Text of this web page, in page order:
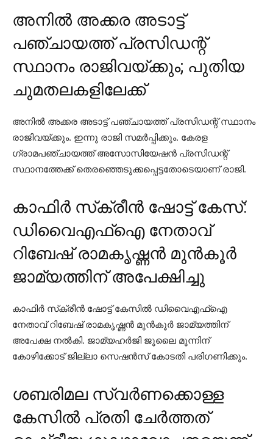
അനില്‍ അക്കര അടാട്ട്
പഞ്ചായത്ത് പ്രസിഡന്റ്
സ്ഥാനം രാജിവയ്ക്കും; പുതിയ
ചുമതലകളിലേക്ക്
അനില്‍ അക്കര അടാട്ട് പഞ്ചായത്ത് പ്രസിഡന്റ് സ്ഥാനം
രാജിവയ്ക്കും. ഇന്നു രാജി സമര്‍പ്പിക്കും. കേരള
ഗ്രാമപഞ്ചായത്ത് അസോസിയേഷന്‍ പ്രസിഡന്റ്
സ്ഥാനത്തേക്ക് തെരഞ്ഞെടുക്കപ്പെട്ടതോടെയാണ് രാജി.
കാഫിര്‍ സ്‌ക്രീന്‍ ഷോട്ട് കേസ്:
ഡിവൈഎഫ്ഐ നേതാവ്
റിബേഷ് രാമകൃഷ്ണന്‍ മുന്‍കൂര്‍
ജാമ്യത്തിന് അപേക്ഷിച്ചു
കാഫിര്‍ സ്‌ക്രീന്‍ ഷോട്ട് കേസില്‍ ഡിവൈഎഫ്ഐ
നേതാവ് റിബേഷ് രാമകൃഷ്ണന്‍ മുന്‍കൂര്‍ ജാമ്യത്തിന്
അപേക്ഷ നല്‍കി. ജാമ്യഹര്‍ജി ജൂലൈ മൂന്നിന്
കോഴിക്കോട് ജില്ലാ സെഷന്‍സ് കോടതി പരിഗണിക്കും.
ശബരിമല സ്വര്‍ണക്കൊള്ള
കേസില്‍ പ്രതി ചേര്‍ത്തത്